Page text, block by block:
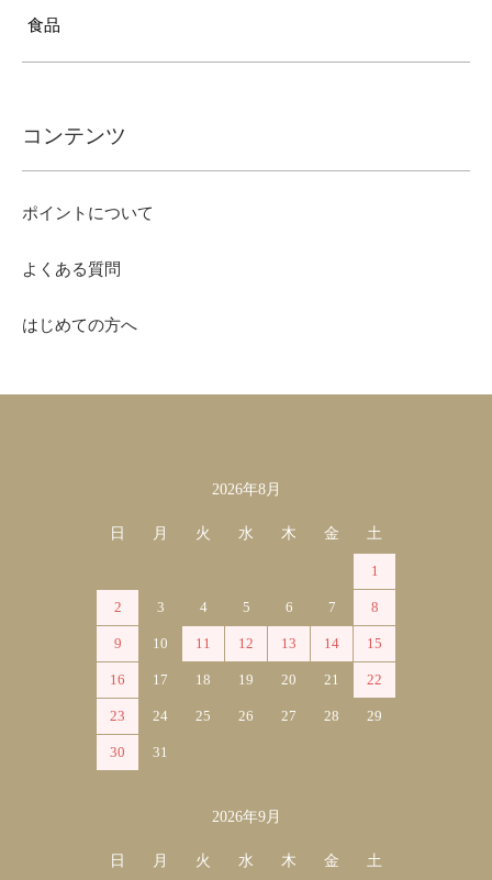
食品
コンテンツ
ポイントについて
よくある質問
はじめての方へ
2026年8月
日 月 火 水 木 金 土
1
2 3 4 5 6 7 8
9 10 11 12 13 14 15
16 17 18 19 20 21 22
23 24 25 26 27 28 29
30 31
2026年9月
日 月 火 水 木 金 土